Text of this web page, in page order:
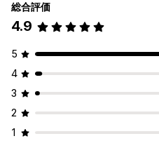
総合評価
4.9
5
4
3
2
1